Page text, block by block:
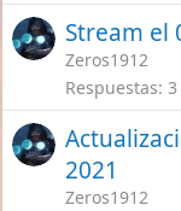
Stream el
Zeros1912
Respuestas 3
2021
Zeros1912